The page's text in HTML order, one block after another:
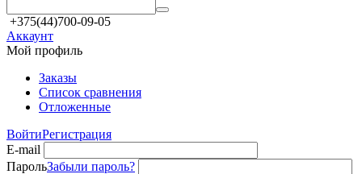
+375(44)700-09-05
Аккаунт
Мой профиль
Заказы
Список сравнения
Отложенные
ВойтиРегистрация
E-mail
ПарольЗабыли пароль?